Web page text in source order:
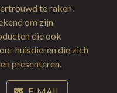
te raken.
om zijn
die ook
huisdieren die zich
presenteren.